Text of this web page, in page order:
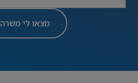
מצאו לי משרה